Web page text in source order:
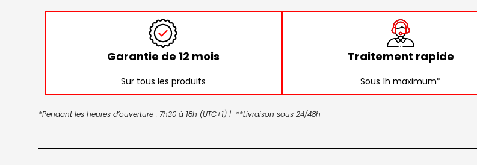
Garantie de 12 mois
Sur tous les produits
Traitement rapide
Sous 1h maximum*
*Pendant les heures d’ouverture : 7h30 à 18h (UTC+1) | **Livraison sous 24/48h